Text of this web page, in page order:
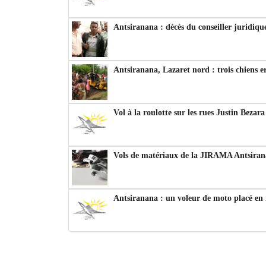
Antsiranana : décès du conseiller
Antsiranana, Lazaret nord : trois chiens
Vol à la roulotte sur les rues Justin
Vols de matériaux de la JIRAMA
Antsiranana : un voleur de moto placé en